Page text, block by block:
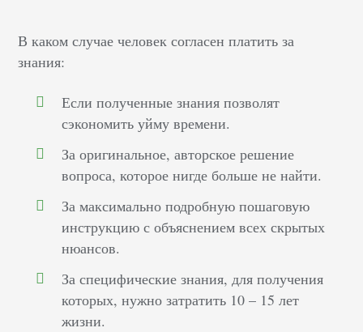
В каком случае человек согласен платить за
знания:
Если полученные знания позволят
сэкономить уйму времени.
За оригинальное, авторское решение
вопроса, которое нигде больше не найти.
За максимально подробную пошаговую
инструкцию с объяснением всех скрытых
нюансов.
За специфические знания, для получения
которых, нужно затратить 10 – 15 лет
жизни.